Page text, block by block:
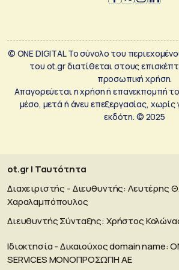
© ONE DIGITAL Το σύνολο του
του ot.gr διατίθεται στους
προσωπική χρήση.
Απαγορεύεται η χρήση ή επανεκπομπή
μέσο, μετά ή άνευ επεξεργασίας,
εκδότη. © 2025
ot.gr | Ταυτότητα
Διαχειριστής - Διευθυντής: Λευτέρης
Χαραλαμπόπουλος
Διευθυντής Σύνταξης: Χρήστος
Ιδιοκτησία - Δικαιούχος domain name:
SERVICES MONOΠΡΟΣΩΠΗ ΑΕ